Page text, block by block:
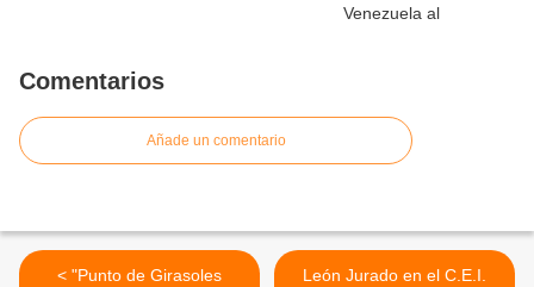
Comentarios
Añade un comentario
< "Punto de Girasoles
León Jurado en el C.E.I.